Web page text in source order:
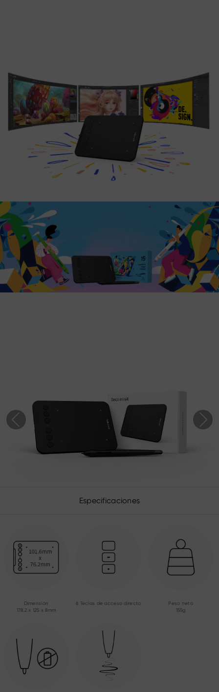
Especificaciones
Dimensión
178.2 x 125 x 8mm
6 Teclas de acceso directo
Peso neto
155g